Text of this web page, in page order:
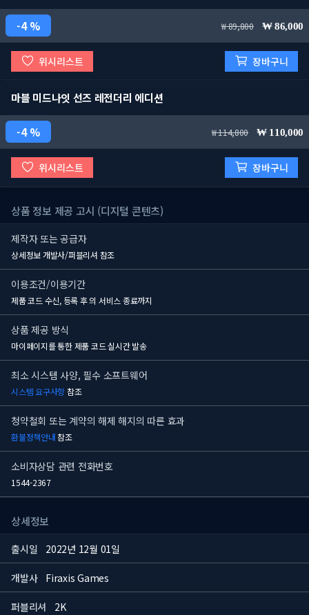
4 % 89,800 86,000
위시리스트 장바구니
마블 미드나잇 선즈 레전더리 에디션
4 % 114,800 110,000
위시리스트 장바구니
상품 정보 제공 고시 (디지털 콘텐츠)
제작자 또는 공급자
상세정보 개발사/퍼블리셔 참조
이용조건/이용기간
제품 코드 수신, 등록 후의 서비스 종료까지
상품 제공 방식
마이페이지를 통한 제품 코드 실시간 발송
최소 시스템 사양, 필수 소프트웨어
시스템 요구사항참조
청약철회 또는 계약의 해제 해지의 따른 효과
환불정책안내참조
소비자상담 관련 전화번호
1544-2367
상세정보
출시일 2022년 12월 01일
개발사 Firaxis Games
퍼블리셔 2K